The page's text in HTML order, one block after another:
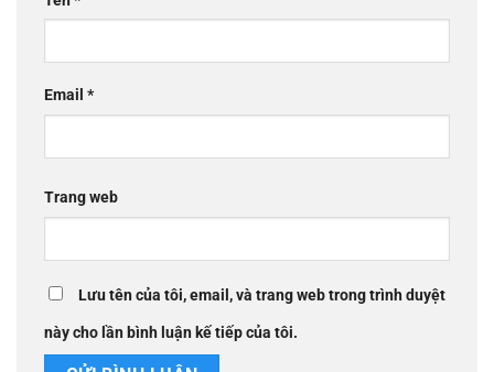
Email *
Trang web
Lưu tên của tôi, email, và trang web trong trình duyệt
này cho lần bình luận kế tiếp của tôi.